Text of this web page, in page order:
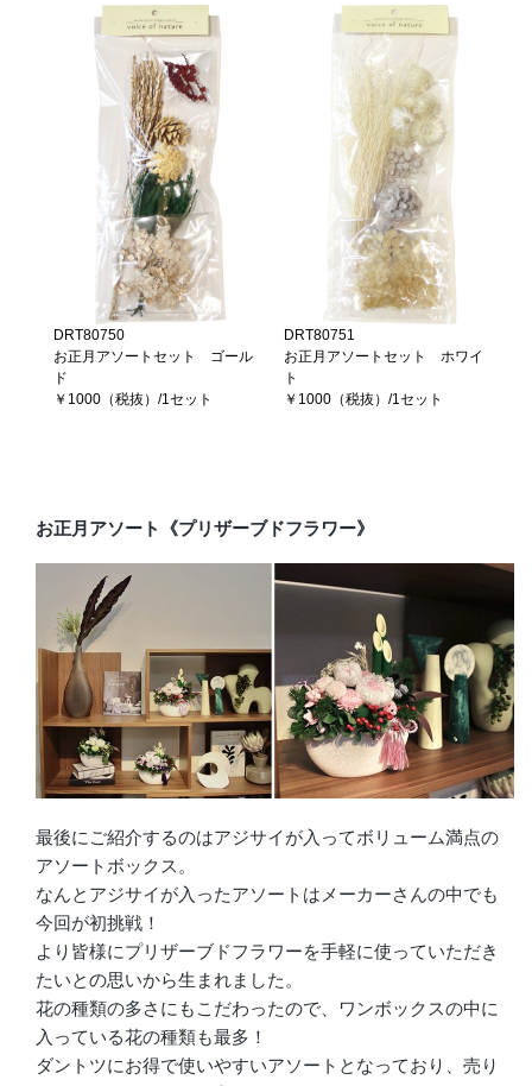
DRT80750
お正月アソートセット ゴール
ド
￥1000（税抜）/1セット
DRT80751
お正月アソートセット ホワイ
ト
￥1000（税抜）/1セット
お正月アソート《プリザーブドフラワー》
最後にご紹介するのはアジサイが入ってボリューム満点の
アソートボックス。
なんとアジサイが入ったアソートはメーカーさんの中でも
今回が初挑戦！
より皆様にプリザーブドフラワーを手軽に使っていただき
たいとの思いから生まれました。
花の種類の多さにもこだわったので、ワンボックスの中に
入っている花の種類も最多！
ダントツにお得で使いやすいアソートとなっており、売り